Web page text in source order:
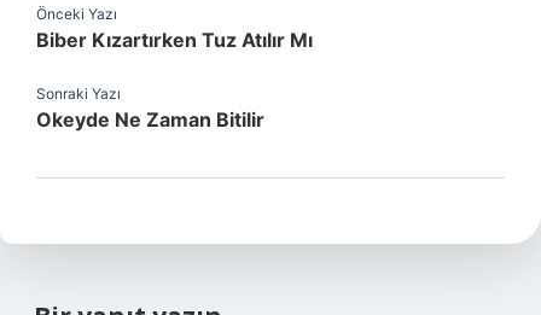
Önceki Yazı
Biber Kızartırken Tuz Atılır Mı
Sonraki Yazı
Okeyde Ne Zaman Bitilir